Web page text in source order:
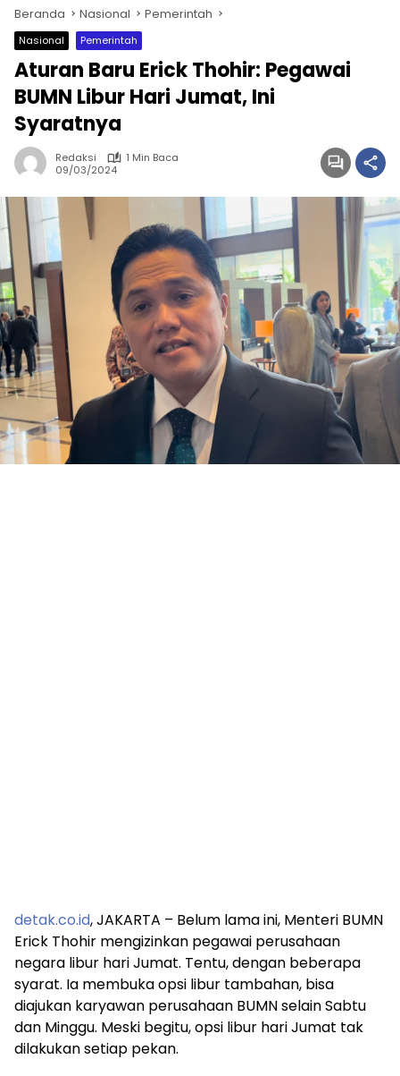
Beranda Nasional Pemerintah
Nasional Pemerintah
Aturan Baru Erick Thohir: Pegawai
BUMN Libur Hari Jumat, Ini
Syaratnya
Redaksi
1 Min Baca
09/03/2024
detak.co.id, JAKARTA – Belum lama ini, Menteri BUMN
Erick Thohir mengizinkan pegawai perusahaan
negara libur hari Jumat. Tentu, dengan beberapa
syarat. Ia membuka opsi libur tambahan, bisa
diajukan karyawan perusahaan BUMN selain Sabtu
dan Minggu. Meski begitu, opsi libur hari Jumat tak
dilakukan setiap pekan.